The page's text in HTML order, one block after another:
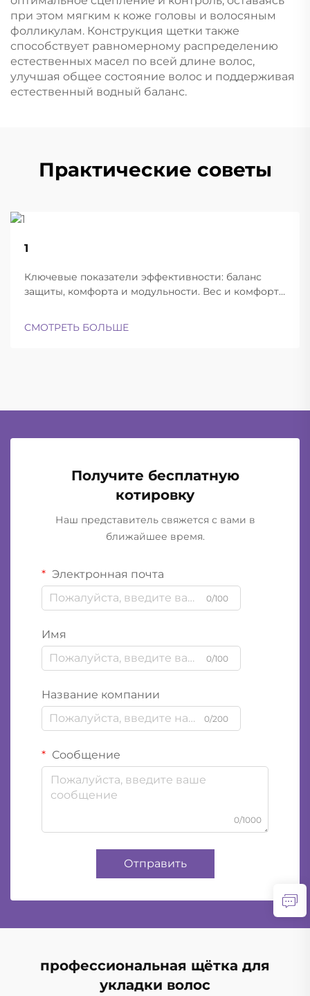
при этом мягким к коже головы и волосяным
фолликулам. Конструкция щетки также
способствует равномерному распределению
естественных масел по всей длине волос,
улучшая общее состояние волос и поддерживая
естественный водный баланс.
Практические советы
1
Ключевые показатели эффективности: баланс
защиты, комфорта и модульности. Вес и комфорт
шлемы успешно находят баланс между
СМОТРЕТЬ БОЛЬШЕ
Получите бесплатную
котировку
Наш представитель свяжется с вами в
ближайшее время.
Электронная почта
0/100
Имя
0/100
Название компании
0/200
Сообщение
0/1000
Отправить
профессиональная щётка для
укладки волос